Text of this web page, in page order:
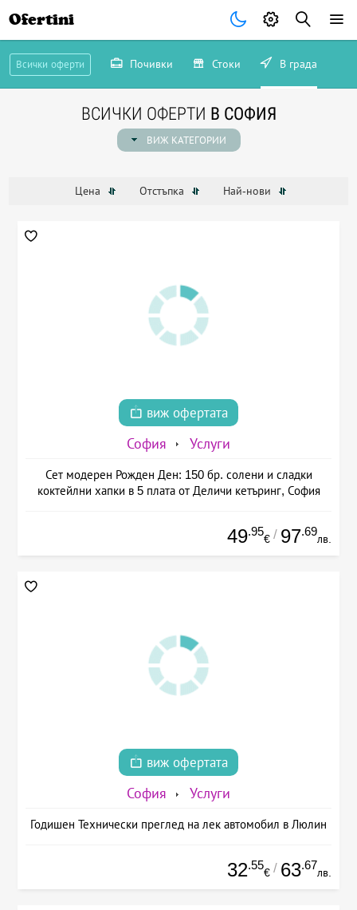
Ofertini
Всички оферти Почивки Стоки В града
ВСИЧКИ ОФЕРТИ В СОФИЯ
ВИЖ КАТЕГОРИИ
Цена Отстъпка Най-нови
виж офертата
София Услуги
Сет модерен Рожден Ден: 150 бр. солени и сладки
коктейлни хапки в 5 плата от Деличи кетъринг, София
49.95
€ / 97.69
лв.
виж офертата
София Услуги
Годишен Технически преглед на лек автомобил в Люлин
32.55
€ / 63.67
лв.